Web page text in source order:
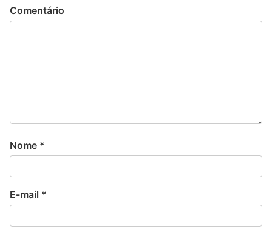
Comentário
Nome *
E-mail *